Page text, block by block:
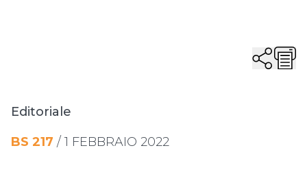
Editoriale
BS 217 / 1 FEBBRAIO 2022